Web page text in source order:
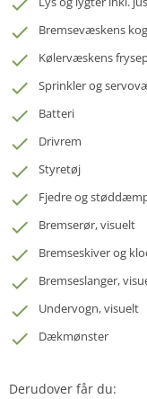
Bremsevæskens
Kølervæskens
Sprinkler og
Batteri
Drivrem
Styretøj
Fjedre og
Bremserør, visuelt
Bremseskiver og
Bremseslanger,
Undervogn, visuelt
Dækmønster
Derudover får du: